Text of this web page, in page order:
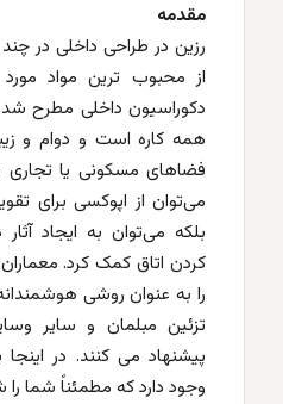
مقدمه
رزین در طراحی داخلی در
از محبوب ترین مواد
دکوراسیون داخلی مطرح
همه کاره است و دوام و
فضاهای مسکونی یا
می‌توان از اپوکسی برای
بلکه می‌توان به ایجاد آثار
کردن اتاق‌ کمک کرد.
را به عنوان روشی
تزئین مبلمان و سایر
پیشنهاد می کنند. در اینجا
وجود دارد که مطمئناً شما